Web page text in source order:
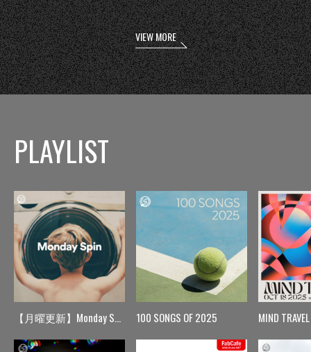
VIEW MORE
PLAYLIST
【月曜更新】Monday Spin 100 SONGS OF 2025 MIND TRAVEL